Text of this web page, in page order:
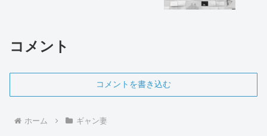
コメント
コメントを書き込む
ホーム ギャン妻